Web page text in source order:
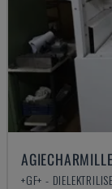
+GF+ -